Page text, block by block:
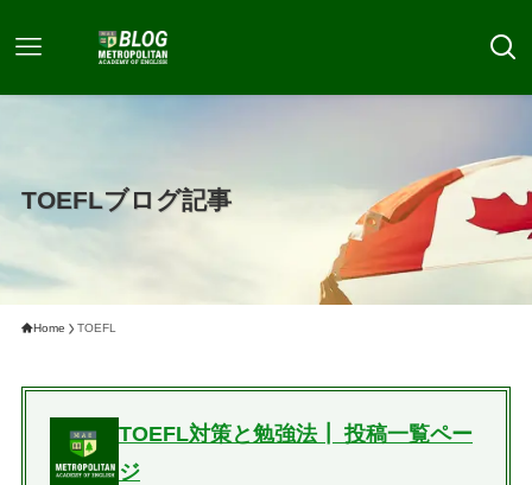
TOEFLブログ記事
Home TOEFL
TOEFL対策と勉強法┃ 投稿一覧ペー
ジ